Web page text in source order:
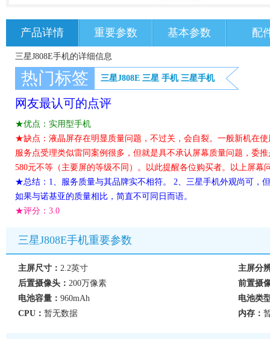
产品详情 重要参数 基本参数 配
三星J808E手机的详细信息
热门标签 三星J808E 三星 手机 三星手机
网友最认可的点评
★优点：实用型手机
★缺点：液晶屏存在明显质量问题，不过关，会自裂。一般新机在
服务点受理类似雷同案例很多，但就是具不承认屏幕质量问题，委
580元不等（主要屏的等级不同）。以此提醒各位购买者。以上屏
★总结：1、服务质量与其品牌实不相符。 2、三星手机外观尚可，
如果与诺基亚的质量相比，简直不可同日而语。
★评分： 3.0
三星J808E手机重要参数
主屏尺寸： 2.2英寸
主屏分
后置摄像头： 200万像素
前置摄
电池容量： 960mAh
电池类
CPU： 暂无数据 内存：